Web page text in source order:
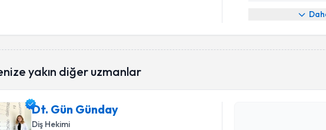
yakın diğer uzmanlar
Dt. Gün Günday
Diş Hekimi
Dt. Gün Günday